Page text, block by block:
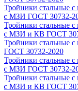
Тройники стальные
с МЗИ ГОСТ 30732-
Тройники стальные
с МЗИ и КВ ГОСТ
Тройники стальные
ГОСТ 30732-2020
Тройники стальные
с МЗИ ГОСТ 30732-
Тройники стальные
с МЗИ и КВ ГОСТ